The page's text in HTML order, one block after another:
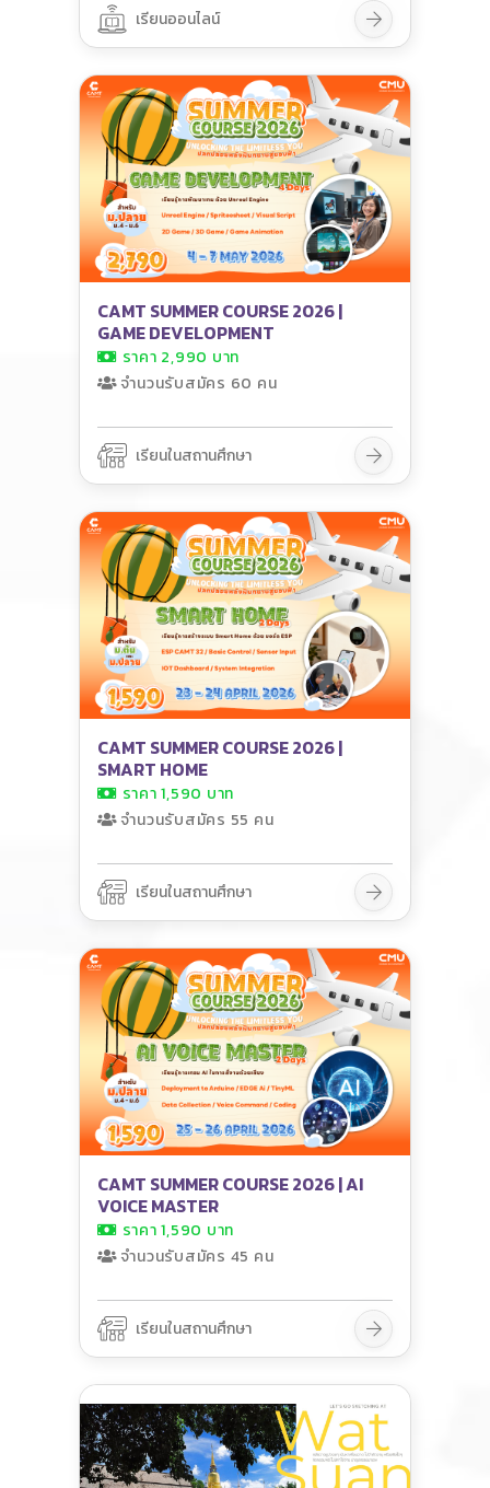
เรียนออนไลน์
CAMT SUMMER COURSE 2026 |
GAME DEVELOPMENT
ราคา 2,990 บาท
จำนวนรับสมัคร 60 คน
เรียนในสถานศึกษา
CAMT SUMMER COURSE 2026 |
SMART HOME
ราคา 1,590 บาท
จำนวนรับสมัคร 55 คน
เรียนในสถานศึกษา
CAMT SUMMER COURSE 2026 | AI
VOICE MASTER
ราคา 1,590 บาท
จำนวนรับสมัคร 45 คน
เรียนในสถานศึกษา